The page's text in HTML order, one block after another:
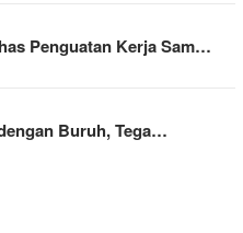
Penguatan Kerja Sam…
Buruh, Tega…